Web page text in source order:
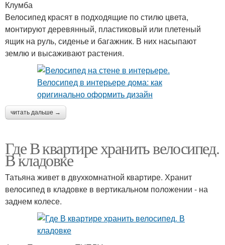
Клумба
Велосипед красят в подходящие по стилю цвета,
монтируют деревянный, пластиковый или плетеный
ящик на руль, сиденье и багажник. В них насыпают
землю и высаживают растения.
читать дальше →
Где В квартире хранить велосипед.
В кладовке
Татьяна живет в двухкомнатной квартире. Хранит
велосипед в кладовке в вертикальном положении - на
заднем колесе.